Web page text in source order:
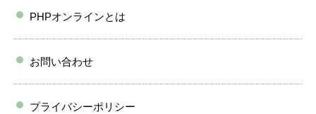
PHPオンラインとは
お問い合わせ
プライバシーポリシー